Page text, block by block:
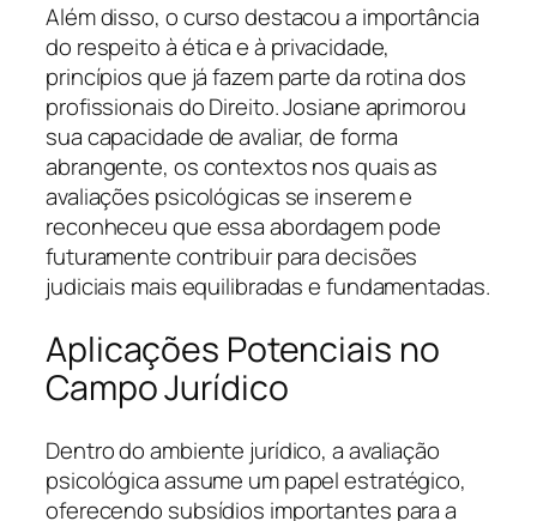
Além disso, o curso destacou a importância
do respeito à ética e à privacidade,
princípios que já fazem parte da rotina dos
profissionais do Direito. Josiane aprimorou
sua capacidade de avaliar, de forma
abrangente, os contextos nos quais as
avaliações psicológicas se inserem e
reconheceu que essa abordagem pode
futuramente contribuir para decisões
judiciais mais equilibradas e fundamentadas.
Aplicações Potenciais no
Campo Jurídico
Dentro do ambiente jurídico, a avaliação
psicológica assume um papel estratégico,
oferecendo subsídios importantes para a